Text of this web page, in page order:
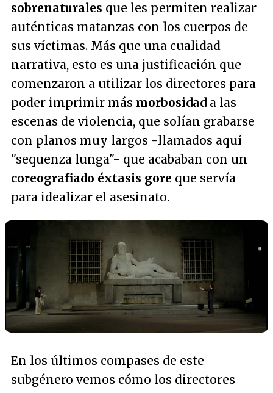
sobrenaturales que les permiten realizar
auténticas matanzas con los cuerpos de
sus víctimas. Más que una cualidad
narrativa, esto es una justificación que
comenzaron a utilizar los directores para
poder imprimir más morbosidad a las
escenas de violencia, que solían grabarse
con planos muy largos -llamados aquí
"sequenza lunga"- que acababan con un
coreografiado éxtasis gore que servía
para idealizar el asesinato.
En los últimos compases de este
subgénero vemos cómo los directores